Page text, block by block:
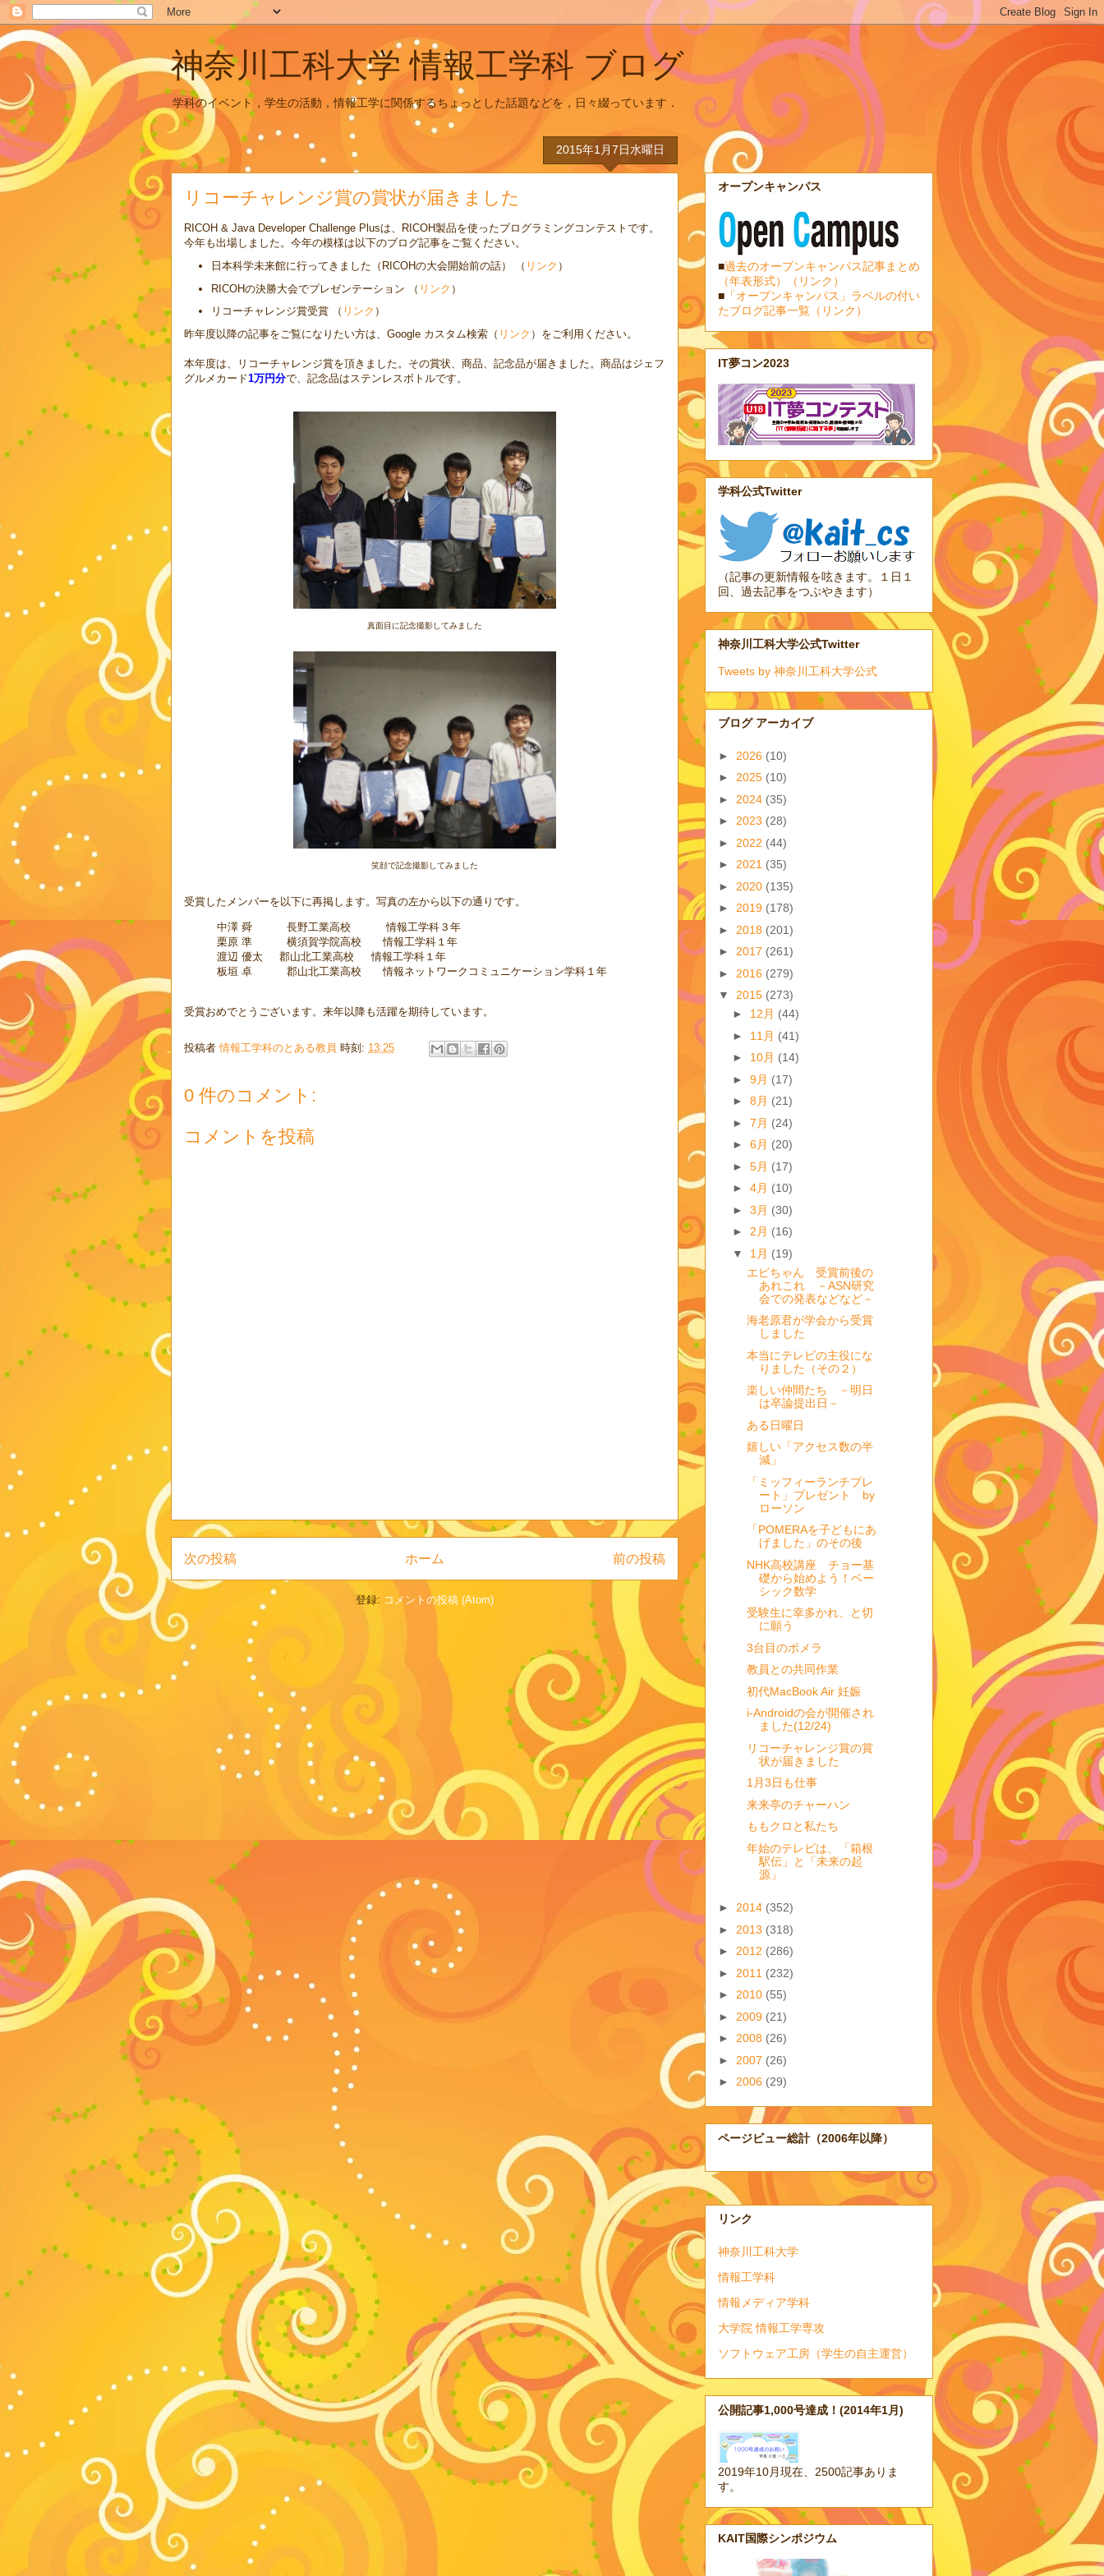
神奈川工科大学 情報工学科 ブログ
学科のイベント，学生の活動，情報工学に関係するちょっとした話題などを，日々綴っています．
2015年1月7日水曜日
リコーチャレンジ賞の賞状が届きました
RICOH & Java Developer Challenge Plusは、RICOH製品を使ったプログラミングコンテストです。
今年も出場しました。今年の模様は以下のブログ記事をご覧ください。
日本科学未来館に行ってきました（RICOHの大会開始前の話） （ リンク ）
RICOHの決勝大会でプレゼンテーション （ リンク ）
リコーチャレンジ賞受賞 （ リンク ）
昨年度以降の記事をご覧になりたい方は、Google カスタム検索（ リンク ）をご利用ください。
本年度は、リコーチャレンジ賞を頂きました。その賞状、商品、記念品が届きました。商品はジェフ
グルメカード1万円分で、記念品はステンレスボトルです。
真面目に記念撮影してみました
笑顔で記念撮影してみました
受賞したメンバーを以下に再掲します。写真の左から以下の通りです。
中澤 舜 長野工業高校 情報工学科３年
栗原 準 横須賀学院高校 情報工学科１年
渡辺 優太 郡山北工業高校 情報工学科１年
板垣 卓 郡山北工業高校 情報ネットワークコミュニケーション学科１年
受賞おめでとうございます。来年以降も活躍を期待しています。
投稿者情報工学科のとある教員 時刻: 13:25
0 件のコメント:
コメントを投稿
次の投稿 前の投稿
ホーム
登録: コメントの投稿 (Atom)
オープンキャンパス
■過去のオープンキャンパス記事まとめ
（年表形式）（リンク）
■ 「オープンキャンパス」ラベルの付い
たブログ記事一覧（リンク）
IT夢コン2023
学科公式Twitter
（記事の更新情報を呟きます。１日１
回、過去記事をつぶやきます）
神奈川工科大学公式Twitter
Tweets by 神奈川工科大学公式
ブログ アーカイブ
► 2026 (10)
► 2025 (10)
► 2024 (35)
► 2023 (28)
► 2022 (44)
► 2021 (35)
► 2020 (135)
► 2019 (178)
► 2018 (201)
► 2017 (261)
► 2016 (279)
▼ 2015 (273)
► 12月 (44)
► 11月 (41)
► 10月 (14)
► 9月 (17)
► 8月 (21)
► 7月 (24)
► 6月 (20)
► 5月 (17)
► 4月 (10)
► 3月 (30)
► 2月 (16)
▼ 1月 (19)
エビちゃん 受賞前後の
あれこれ －ASN研究
会での発表などなど－
海老原君が学会から受賞
しました
本当にテレビの主役にな
りました（その２）
楽しい仲間たち －明日
は卒論提出日－
ある日曜日
嬉しい「アクセス数の半
減」
「ミッフィーランチプレ
ート」プレゼント by
ローソン
「POMERAを子どもにあ
げました」のその後
NHK高校講座 チョー基
礎から始めよう！ベー
シック数学
受験生に幸多かれ、と切
に願う
3台目のポメラ
教員との共同作業
初代MacBook Air 妊娠
i-Androidの会が開催され
ました(12/24)
リコーチャレンジ賞の賞
状が届きました
1月3日も仕事
来来亭のチャーハン
ももクロと私たち
年始のテレビは、「箱根
駅伝」と「未来の起
源」
► 2014 (352)
► 2013 (318)
► 2012 (286)
► 2011 (232)
► 2010 (55)
► 2009 (21)
► 2008 (26)
► 2007 (26)
► 2006 (29)
ページビュー総計（2006年以降）
リンク
神奈川工科大学
情報工学科
情報メディア学科
大学院 情報工学専攻
ソフトウェア工房（学生の自主運営）
公開記事1,000号達成！(2014年1月)
2019年10月現在、2500記事ありま
す。
KAIT国際シンポジウム